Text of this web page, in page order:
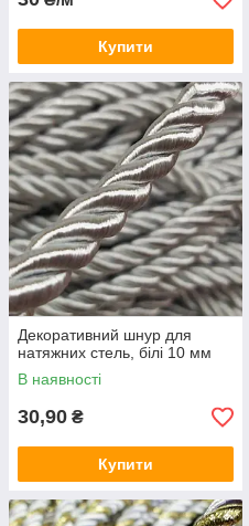
Купити
Декоративний шнур для
натяжних стель, білі 10 мм
В наявності
30,90 ₴
Купити